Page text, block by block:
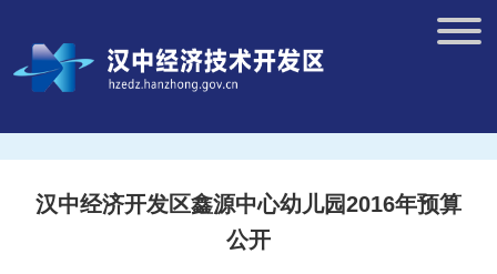
汉中经济开发区鑫源中心幼儿园2016年预算
公开